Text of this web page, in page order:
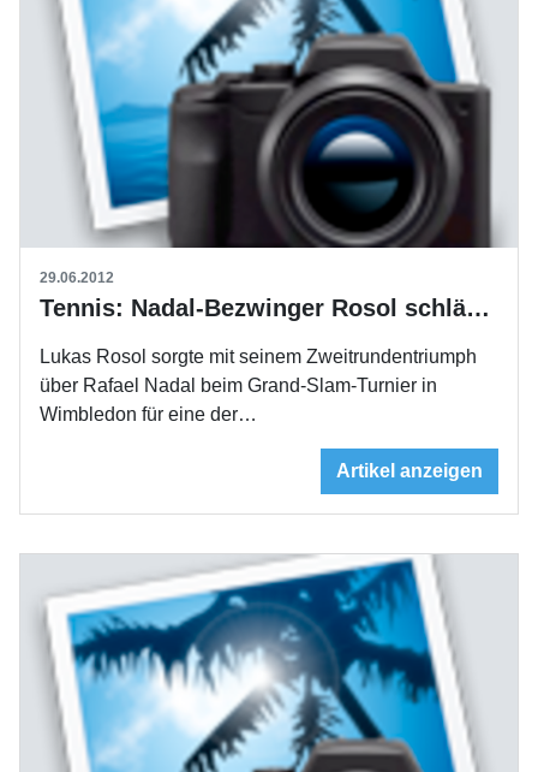
29.06.2012
Tennis: Nadal-Bezwinger Rosol schlägt beim MercedesCup auf
Lukas Rosol sorgte mit seinem Zweitrundentriumph
über Rafael Nadal beim Grand-Slam-Turnier in
Wimbledon für eine der…
Artikel anzeigen